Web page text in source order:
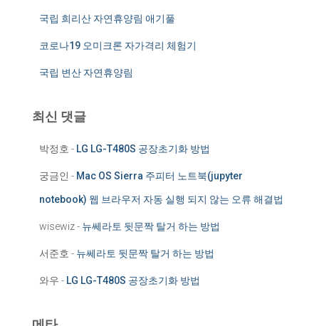
국립 희리산 자연휴양림 애기풀
코로나19 오미크론 자가격리 체험기
국립 변산 자연휴양림
최신 댓글
박정호 - LG LG-T480S 공장초기화 방법
궁금인 - Mac OS Sierra 주피터 노트북(jupyter
notebook) 웹 브라우저 자동 실행 되지 않는 오류 해결법
wisewiz- 뉴쎄라토 뒷문짝 탈거 하는 방법
서준호 - 뉴쎄라토 뒷문짝 탈거 하는 방법
와우 - LG LG-T480S 공장초기화 방법